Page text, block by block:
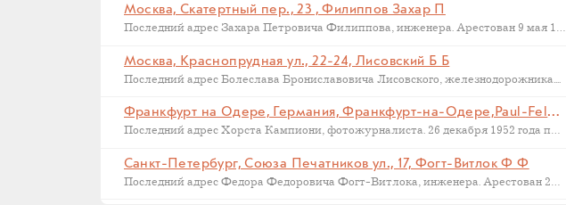
Москва, Скатертный пер., 23 , Филиппов Захар П
Последний адрес Захара Петровича Филиппова, инженера. Арестован 9 мая 1933...
Москва, Краснопрудная ул., 22-24, Лисовский Б Б
Последний адрес Болеслава Брониславовича Лисовского, железнодорожника....
Франкфурт на Одере, Германия, Франкфурт-на-Одере,Paul-Feldner-Straße, 13, Кампиони Х Г
Последний адрес Хорста Кампиони, фотожурналиста. 26 декабря 1952 года приговорен...
Санкт-Петербург, Союза Печатников ул., 17, Фогт-Витлок Ф Ф
Последний адрес Федора Федоровича Фогт-Витлока, инженера. Арестован 27 июня...